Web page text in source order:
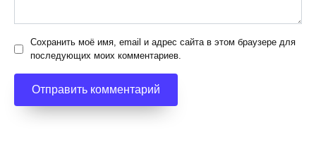
Сохранить моё имя, email и адрес сайта в этом браузере для
последующих моих комментариев.